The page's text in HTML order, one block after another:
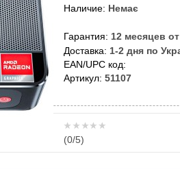
Наличие: Немає
Гарантия: 12 месяцев
Доставка: 1-2 дня по
EAN/UPC код:
Артикул: 51107
(0/5)